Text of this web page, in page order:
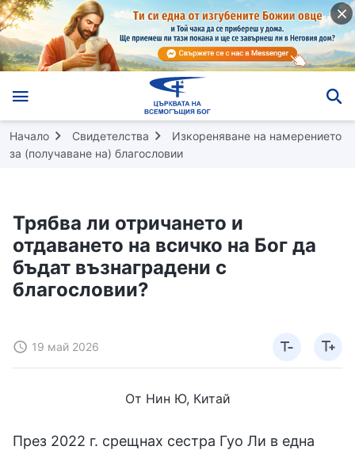
Начало Свидетелства
Изкореняване на намерението
за (получаване на) благословии
Трябва ли отричането и
отдаването на всичко на Бог да
бъдат възнаградени с
благословии?
19 май 2026
От Нин Ю, Китай
През 2022 г. срещнах сестра Гуо Ли в една